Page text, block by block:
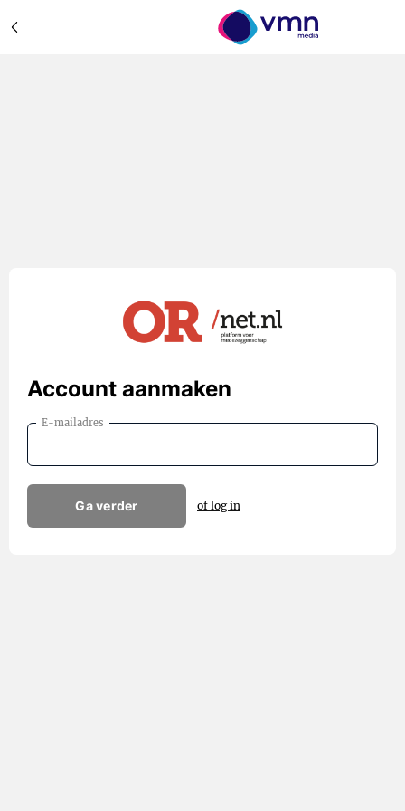
Account aanmaken
E-mailadres
Ga verder of log in